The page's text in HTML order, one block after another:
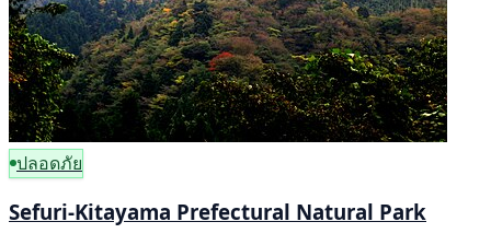
ปลอดภัย
Sefuri-Kitayama Prefectural Natural Park